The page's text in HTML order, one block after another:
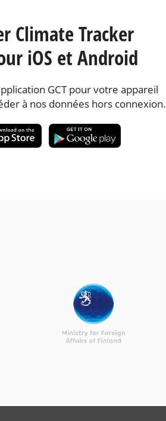
Climate Tracker
iOS et Android
GCT pour votre appareil
à nos données hors connexion.